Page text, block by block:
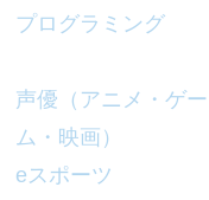
プログラミング
声優（アニメ・ゲー
ム・映画）
eスポーツ